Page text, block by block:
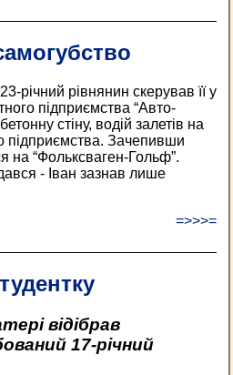
річний рівнянин скерував її у
підприємства “Авто-
стіну, водій залетів на
підприємства. Зачепивши
на “Фольксваген-Гольф”.
- Іван зазнав лише
=>>>=
відібрав
17-річний